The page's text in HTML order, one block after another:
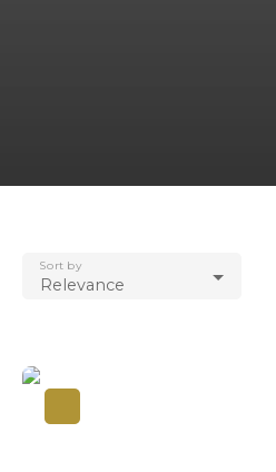
Relevance
Sort by